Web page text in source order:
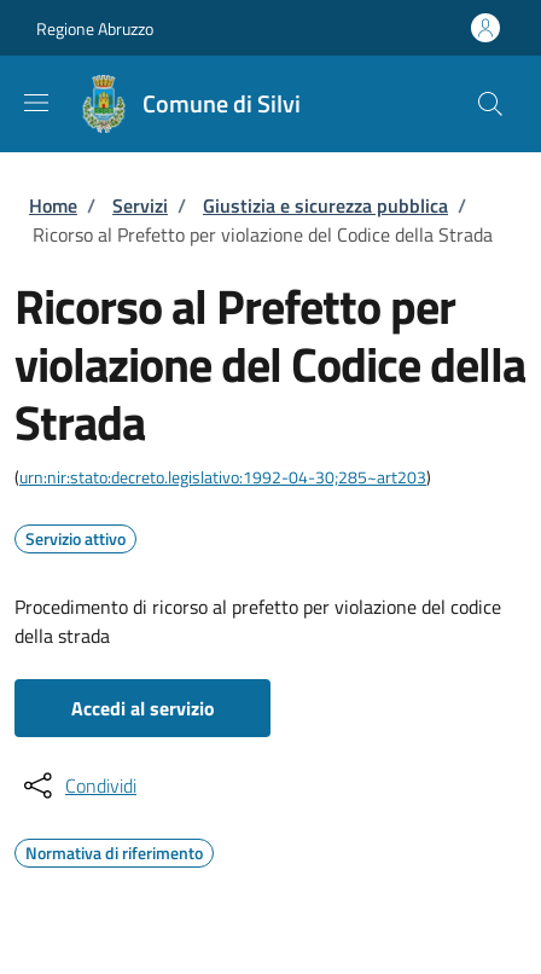
Regione Abruzzo
Comune di Silvi
Briciole di pane
Home / Servizi / Giustizia e sicurezza pubblica /
Ricorso al Prefetto per violazione del Codice della Strada
Ricorso al Prefetto per
violazione del Codice della
Strada
(urn:nir:stato:decreto.legislativo:1992-04-30;285~art203)
Servizio attivo
Procedimento di ricorso al prefetto per violazione del codice
della strada
Accedi al servizio
Condividi
Normativa di riferimento